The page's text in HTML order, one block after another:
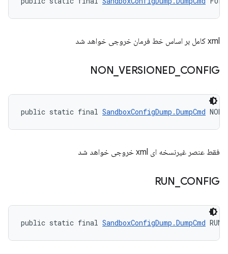
xml کامل بر اساس خط فرمان خروجی خواهد شد
NON VERSIONED_ CONFIG
public static final SandboxConfigDump.DumpCmd
فقط عنصر غیرنسخه ای xml خروجی خواهد شد
RUN CONFIG
public static final SandboxConfigDump.DumpCmd